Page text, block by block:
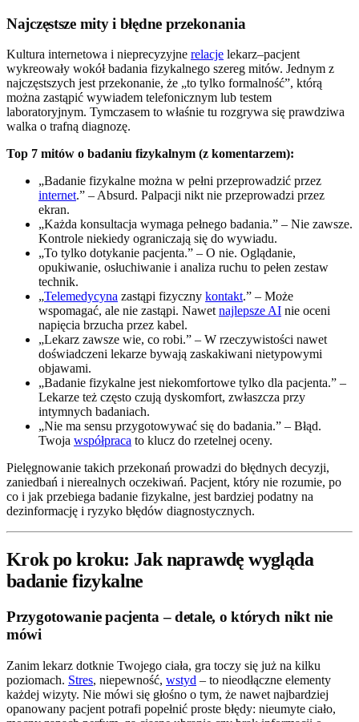
Najczęstsze mity i błędne przekonania
Kultura internetowa i nieprecyzyjne relacje lekarz–pacjent
wykreowały wokół badania fizykalnego szereg mitów. Jednym z
najczęstszych jest przekonanie, że „to tylko formalność”, którą
można zastąpić wywiadem telefonicznym lub testem
laboratoryjnym. Tymczasem to właśnie tu rozgrywa się prawdziwa
walka o trafną diagnozę.
Top 7 mitów o badaniu fizykalnym (z komentarzem):
„Badanie fizykalne można w pełni przeprowadzić przez
internet.” – Absurd. Palpacji nikt nie przeprowadzi przez
ekran.
„Każda konsultacja wymaga pełnego badania.” – Nie zawsze.
Kontrole niekiedy ograniczają się do wywiadu.
„To tylko dotykanie pacjenta.” – O nie. Oglądanie,
opukiwanie, osłuchiwanie i analiza ruchu to pełen zestaw
technik.
„Telemedycyna zastąpi fizyczny kontakt.” – Może
wspomagać, ale nie zastąpi. Nawet najlepsze AI nie oceni
napięcia brzucha przez kabel.
„Lekarz zawsze wie, co robi.” – W rzeczywistości nawet
doświadczeni lekarze bywają zaskakiwani nietypowymi
objawami.
„Badanie fizykalne jest niekomfortowe tylko dla pacjenta.” –
Lekarze też często czują dyskomfort, zwłaszcza przy
intymnych badaniach.
„Nie ma sensu przygotowywać się do badania.” – Błąd.
Twoja współpraca to klucz do rzetelnej oceny.
Pielęgnowanie takich przekonań prowadzi do błędnych decyzji,
zaniedbań i nierealnych oczekiwań. Pacjent, który nie rozumie, po
co i jak przebiega badanie fizykalne, jest bardziej podatny na
dezinformację i ryzyko błędów diagnostycznych.
Krok po kroku: Jak naprawdę wygląda
badanie fizykalne
Przygotowanie pacjenta – detale, o których nikt nie
mówi
Zanim lekarz dotknie Twojego ciała, gra toczy się już na kilku
poziomach. Stres, niepewność, wstyd – to nieodłączne elementy
każdej wizyty. Nie mówi się głośno o tym, że nawet najbardziej
opanowany pacjent potrafi popełnić proste błędy: nieumyte ciało,